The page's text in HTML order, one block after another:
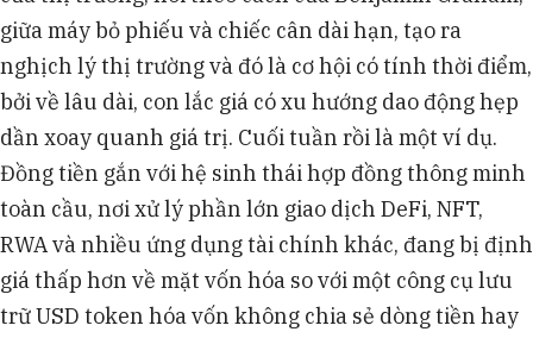
giữa máy bỏ phiếu và chiếc cân dài hạn, tạo ra
nghịch lý thị trường và đó là cơ hội có tính thời điểm,
bởi về lâu dài, con lắc giá có xu hướng dao động hẹp
dần xoay quanh giá trị. Cuối tuần rồi là một ví dụ.
Đồng tiền gắn với hệ sinh thái hợp đồng thông minh
toàn cầu, nơi xử lý phần lớn giao dịch DeFi, NFT,
RWA và nhiều ứng dụng tài chính khác, đang bị định
giá thấp hơn về mặt vốn hóa so với một công cụ lưu
trữ USD token hóa vốn không chia sẻ dòng tiền hay